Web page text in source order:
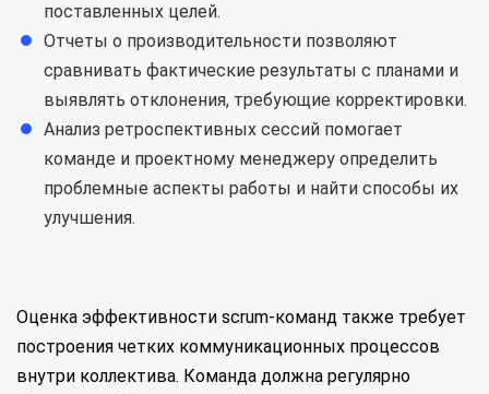
поставленных целей.
Отчеты о производительности позволяют
сравнивать фактические результаты с планами и
выявлять отклонения, требующие корректировки.
Анализ ретроспективных сессий помогает
команде и проектному менеджеру определить
проблемные аспекты работы и найти способы их
улучшения.
Оценка эффективности scrum-команд также требует
построения четких коммуникационных процессов
внутри коллектива. Команда должна регулярно